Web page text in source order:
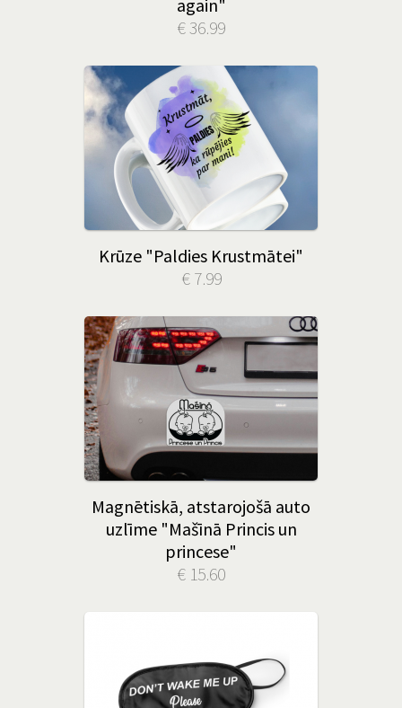
again"
€ 36.99
Krūze "Paldies Krustmātei"
€ 7.99
Magnētiskā, atstarojošā auto
uzlīme "Mašīnā Princis un
princese"
€ 15.60